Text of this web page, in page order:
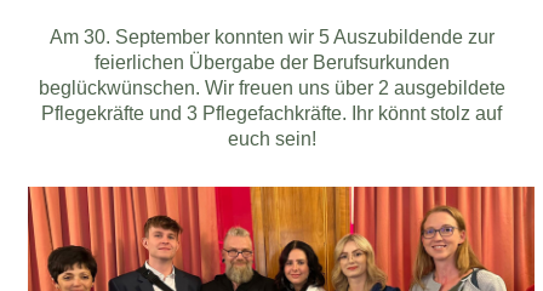
Am 30. September konnten wir 5 Auszubildende zur
feierlichen Übergabe der Berufsurkunden
beglückwünschen. Wir freuen uns über 2 ausgebildete
Pflegekräfte und 3 Pflegefachkräfte. Ihr könnt stolz auf
euch sein!